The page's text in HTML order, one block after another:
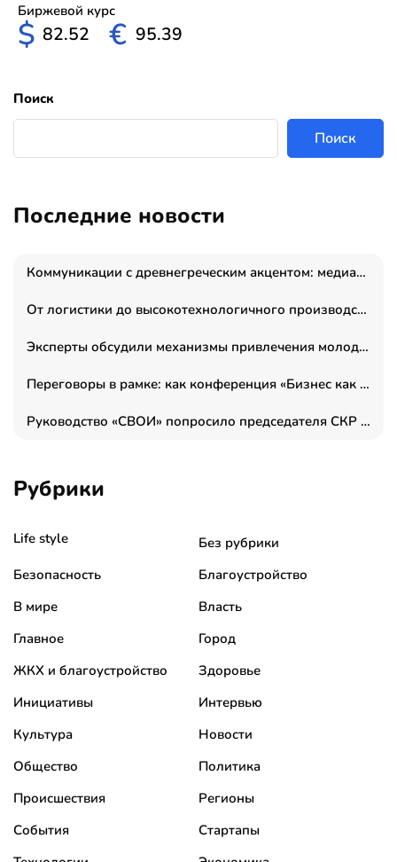
Биржевой курс
$ 82.52 € 95.39
Поиск
Поиск
Последние новости
Коммуникации с древнегреческим акцентом: медиаменеджер и журналист Владимир Дергачев запустил коммуникационное агентство «Сократ 2.0»
От логистики до высокотехнологичного производства: как основатель “гагаринга” выстраивает экосистему безопасности и гражданских БПЛА
Эксперты обсудили механизмы привлечения молодых специалистов в промышленные города
Переговоры в рамке: как конференция «Бизнес как искусство» переформатирует деловой этикет в стенах ТПП РФ
Руководство «СВОИ» попросило председателя СКР дать правовую оценку обысков в тыловом штабе
Рубрики
Life style
Без рубрики
Безопасность
Благоустройство
В мире
Власть
Главное
Город
ЖКХ и благоустройство
Здоровье
Инициативы
Интервью
Культура
Новости
Общество
Политика
Происшествия
Регионы
События
Стартапы